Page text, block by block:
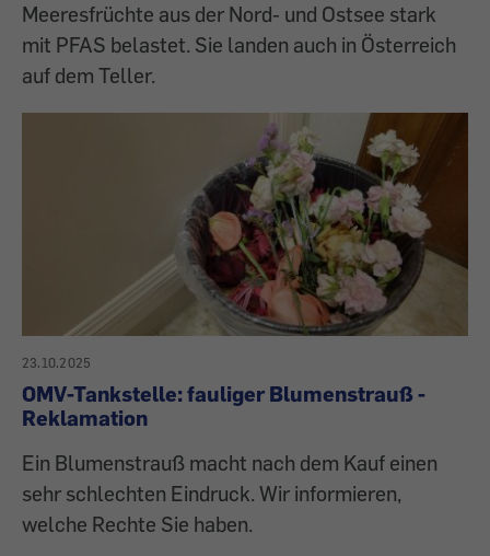
Meeresfrüchte aus der Nord- und Ostsee stark
mit PFAS belastet. Sie landen auch in Österreich
auf dem Teller.
23.10.2025
OMV-Tankstelle: fauliger Blumenstrauß -
Reklamation
Ein Blumenstrauß macht nach dem Kauf einen
sehr schlechten Eindruck. Wir informieren,
welche Rechte Sie haben.